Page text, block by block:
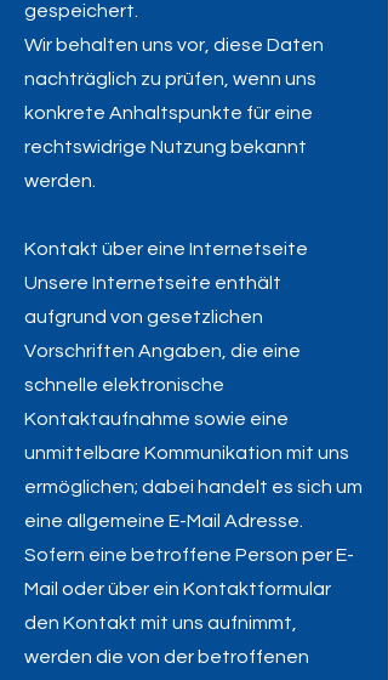
gespeichert.
Wir behalten uns vor, diese Daten
nachträglich zu prüfen, wenn uns
konkrete Anhaltspunkte für eine
rechtswidrige Nutzung bekannt
werden.
Kontakt über eine Internetseite
Unsere Internetseite enthält
aufgrund von gesetzlichen
Vorschriften Angaben, die eine
schnelle elektronische
Kontaktaufnahme sowie eine
unmittelbare Kommunikation mit uns
ermöglichen; dabei handelt es sich um
eine allgemeine E-Mail Adresse.
Sofern eine betroffene Person per E-
Mail oder über ein Kontaktformular
den Kontakt mit uns aufnimmt,
werden die von der betroffenen